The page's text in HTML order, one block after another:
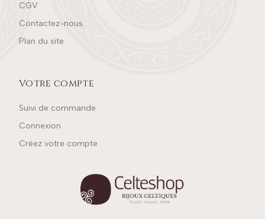
CGV
Contactez-nous
Plan du site
Votre compte
Suivi de commande
Connexion
Créez votre compte